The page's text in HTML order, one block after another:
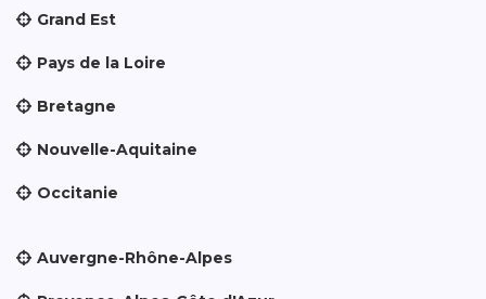
Grand Est
Pays de la Loire
Bretagne
Nouvelle-Aquitaine
Occitanie
Auvergne-Rhône-Alpes